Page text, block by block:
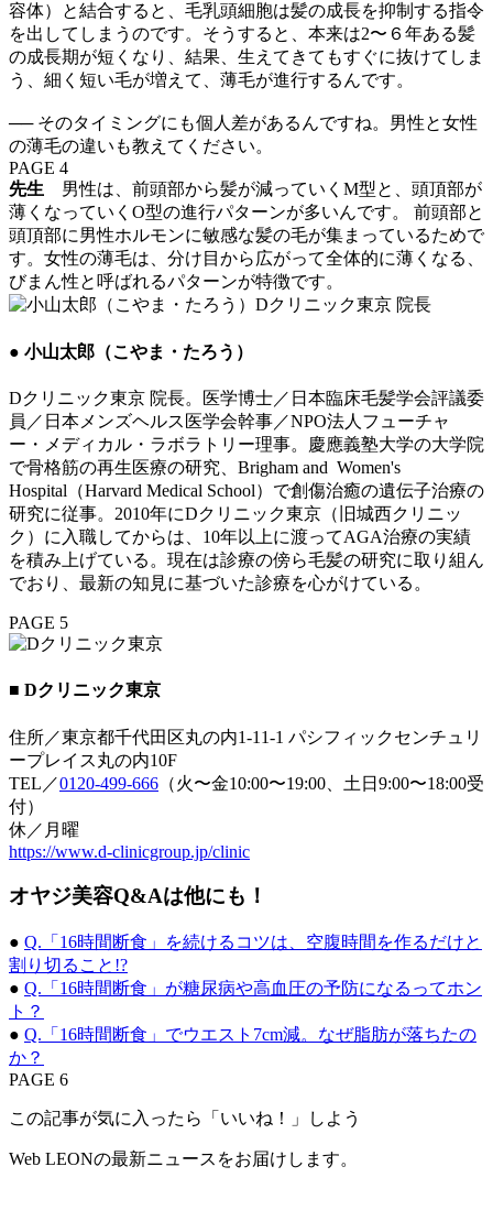
容体）と結合すると、毛乳頭細胞は髪の成長を抑制する指令
を出してしまうのです。そうすると、本来は2〜６年ある髪
の成長期が短くなり、結果、生えてきてもすぐに抜けてしま
う、細く短い毛が増えて、薄毛が進行するんです。
── そのタイミングにも個人差があるんですね。男性と女性
の薄毛の違いも教えてください。
PAGE 4
先生 男性は、前頭部から髪が減っていくM型と、頭頂部が
薄くなっていくO型の進行パターンが多いんです。 前頭部と
頭頂部に男性ホルモンに敏感な髪の毛が集まっているためで
す。女性の薄毛は、分け目から広がって全体的に薄くなる、
びまん性と呼ばれるパターンが特徴です。
● 小山太郎（こやま・たろう）
Dクリニック東京 院長。医学博士／日本臨床毛髪学会評議委
員／日本メンズヘルス医学会幹事／NPO法人フューチャ
ー・メディカル・ラボラトリー理事。慶應義塾大学の大学院
で骨格筋の再生医療の研究、Brigham and Women's
Hospital（Harvard Medical School）で創傷治癒の遺伝子治療の
研究に従事。2010年にDクリニック東京（旧城西クリニッ
ク）に入職してからは、10年以上に渡ってAGA治療の実績
を積み上げている。現在は診療の傍ら毛髪の研究に取り組ん
でおり、最新の知見に基づいた診療を心がけている。
PAGE 5
■ Dクリニック東京
住所／東京都千代田区丸の内1-11-1 パシフィックセンチュリ
ープレイス丸の内10F
TEL／0120-499-666 （火〜金10:00〜19:00、土日9:00〜18:00受
付）
休／月曜
https://www.d-clinicgroup.jp/clinic
オヤジ美容Q&Aは他にも！
● Q.「16時間断食」を続けるコツは、空腹時間を作るだけと
割り切ること!?
● Q.「16時間断食」が糖尿病や高血圧の予防になるってホン
ト？
● Q.「16時間断食」でウエスト7cm減。なぜ脂肪が落ちたの
か？
PAGE 6
この記事が気に入ったら「いいね！」しよう
Web LEONの最新ニュースをお届けします。